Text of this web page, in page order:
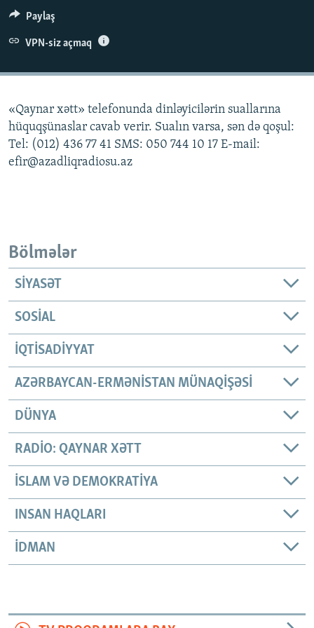
İNFOQRAFIKA
KARIKATURA
AZƏRBAYCAN ƏDƏBIYYATI KITABXANASI
İSLAM VƏ DEMOKRATIYA
MISSIYAMIZ
PEŞƏ ETIKASI VƏ JURNALISTIKA STANDARTLARIMIZ
BIZIMLƏ ƏLAQƏ
XƏBƏR BÜLLETENLƏRIMIZ
BIZI IZLƏ
Paylaş
VPN-siz açmaq
«Qaynar xətt» telefonunda dinləyicilərin suallarına
hüquqşünaslar cavab verir. Sualın varsa, sən də qoşul:
Tel: (012) 436 77 41 SMS: 050 744 10 17 E-mail:
efir@azadliqradiosu.az
Bölmələr
SIYASƏT
SOSIAL
İQTISADIYYAT
AZƏRBAYCAN-ERMƏNISTAN MÜNAQIŞƏSI
DÜNYA
RADIO: QAYNAR XƏTT
İSLAM VƏ DEMOKRATIYA
INSAN HAQLARI
İDMAN